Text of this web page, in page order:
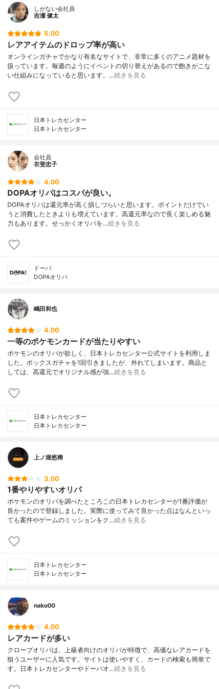
しがない会社員
吉瀬 健太
5.00
レアアイテムのドロップ率が高い
オンラインガチャでかなり有名なサイトで、非常に多くのアニメ題材を
扱っています。毎週のようにイベントの切り替えがあるので飽きがこな
い仕組みになっていると思います。…続きを見る
日本トレカセンター
日本トレカセンター
会社員
衣斐忠子
4.00
DOPAオリパはコスパが良い。
DOPAオリパは還元率が高く損しづらいと思います。ポイントだけでい
うと消費したときよりも増えています。高還元率なので長く楽しめる魅
力もあります。せっかくオリパを…続きを見る
ドーパ
DOPAオリパ
嶋田和也
4.00
一等のポケモンカードが当たりやすい
ポケモンのオリパが欲しく、日本トレカセンター公式サイトを利用しま
した。ボックスガチャを1回引きましたが、外れてしまいます。商品と
しては、高還元でオリジナル感が強…続きを見る
日本トレカセンター
日本トレカセンター
上ノ堀悠稀
3.00
1番やりやすいオリパ
ポケモンのオリパを調べたところこの日本トレカセンターが1番評価が
良かったので登録しました。実際に使ってみて良かった点はなんといっ
ても案件やゲームのミッションをク…続きを見る
日本トレカセンター
日本トレカセンター
nako00
4.00
レアカードが多い
クローブオリパは、上級者向けのオリパが特徴で、高価なレアカードを
狙うユーザーに人気です。サイトは使いやすく、カードの検索も簡単で
す。日本トレカセンターやドーパオ…続きを見る